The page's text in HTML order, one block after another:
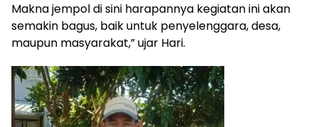
Makna jempol di sini harapannya kegiatan ini akan
semakin bagus, baik untuk penyelenggara, desa,
maupun masyarakat,” ujar Hari.